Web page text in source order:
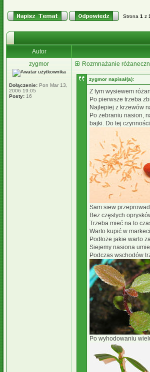
Strona 1 z 1
Autor
zygmor
Dołączenie: Pon Mar 13,
2006 19:05
Posty: 16
Rozmnażanie
zygmor napisał(a):
Z tym wysiewem
Po pierwsze trzeba
Najlepiej z krzewów
Po zebraniu nasion,
bajki. Do tej
Sam siew
Bez częstych
Trzeba mieć na to
Warto kupić w
Podłoże jakie warto
Siejemy nasiona
Podczas wschodów
Po wyhodowaniu